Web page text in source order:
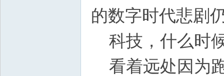
的数字时代悲剧
科技，什么时
看着远处因为